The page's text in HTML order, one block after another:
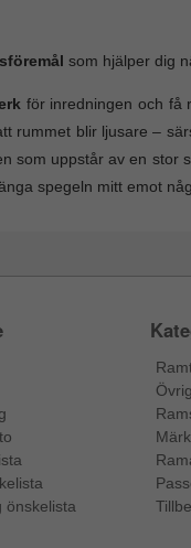
som hjälper dig
för inredningen och få
rummet blir ljusare –
som uppstår av en stor
spegeln mitt emot
önskelista